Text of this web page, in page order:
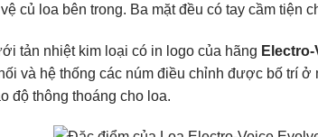
củ loa bên trong. Ba mặt đều có tay cầm tiện
tản nhiệt kim loại có in logo của hãng
và hệ thống các núm điều chỉnh được bố trí
độ thông thoáng cho loa.